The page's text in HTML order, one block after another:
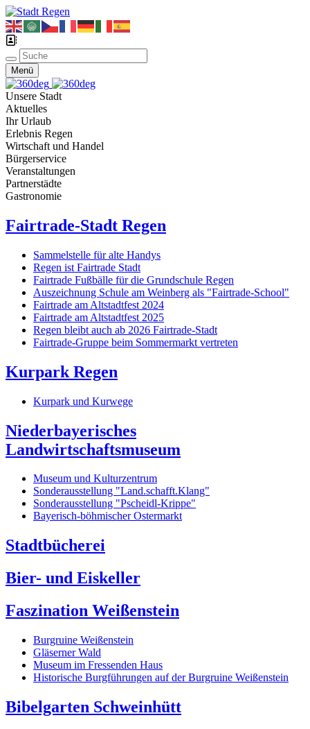
Menü
Unsere Stadt
Aktuelles
Ihr Urlaub
Erlebnis Regen
Wirtschaft und Handel
Bürgerservice
Veranstaltungen
Partnerstädte
Gastronomie
Fairtrade-Stadt Regen
Sammelstelle für alte Handys
Regen ist Fairtrade Stadt
Fairtrade Fußbälle für die Grundschule Regen
Auszeichnung Schule am Weinberg als "Fairtrade-School"
Fairtrade am Altstadtfest 2024
Fairtrade am Altstadtfest 2025
Regen bleibt auch ab 2026 Fairtrade-Stadt
Fairtrade-Gruppe beim Sommermarkt vertreten
Kurpark Regen
Kurpark und Kurwege
Niederbayerisches
Landwirtschaftsmuseum
Museum und Kulturzentrum
Sonderausstellung "Land.schafft.Klang"
Sonderausstellung "Pscheidl-Krippe"
Bayerisch-böhmischer Ostermarkt
Stadtbücherei
Bier- und Eiskeller
Faszination Weißenstein
Burgruine Weißenstein
Gläserner Wald
Museum im Fressenden Haus
Historische Burgführungen auf der Burgruine Weißenstein
Bibelgarten Schweinhütt